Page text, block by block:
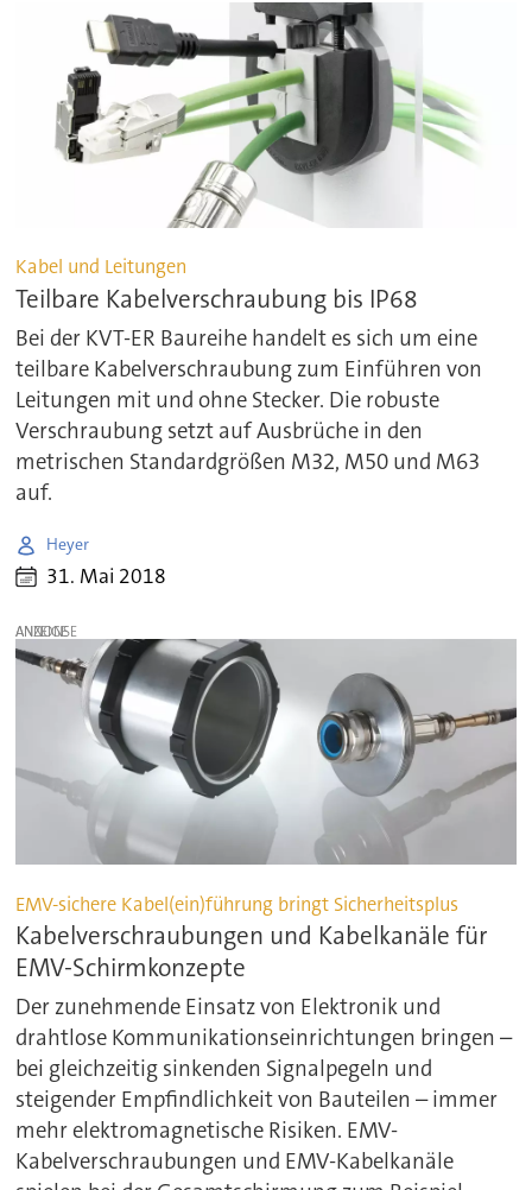
Kabel und Leitungen
Teilbare Kabelverschraubung bis IP68
Bei der KVT-ER Baureihe handelt es sich um eine
teilbare Kabelverschraubung zum Einführen von
Leitungen mit und ohne Stecker. Die robuste
Verschraubung setzt auf Ausbrüche in den
metrischen Standardgrößen M32, M50 und M63
auf.
Heyer
31. Mai 2018
ANZEIGE
EMV-sichere Kabel(ein)führung bringt Sicherheitsplus
Kabelverschraubungen und Kabelkanäle für
EMV-Schirmkonzepte
Der zunehmende Einsatz von Elektronik und
drahtlose Kommunikationseinrichtungen bringen –
bei gleichzeitig sinkenden Signalpegeln und
steigender Empfindlichkeit von Bauteilen – immer
mehr elektromagnetische Risiken. EMV-
Kabelverschraubungen und EMV-Kabelkanäle